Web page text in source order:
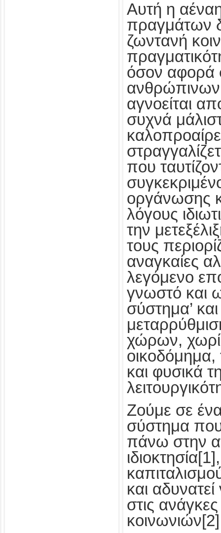
Αυτή η
πραγμάτων
ζωντανή
όσον αφορά
ανθρώπινων
αγνοείται
συχνά
που
οργάνωσης
λόγους
την
τους
αναγκαίες
λεγόμενο
γνωστό και
σύστημα’
χώρων,
οικοδόμημα,
και φυσικά
Ζούμε σε
σύστημα που
πάνω στην
και
στις